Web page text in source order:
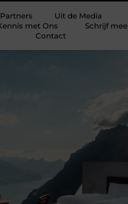
Partners
Uit de Media
met Ons
Schrijf mee
Contact